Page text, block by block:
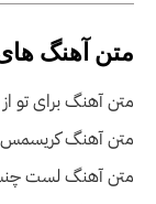
متن آهنگ
متن آهنگ برای تو
متن آهنگ کریسمس
متن آهنگ لست